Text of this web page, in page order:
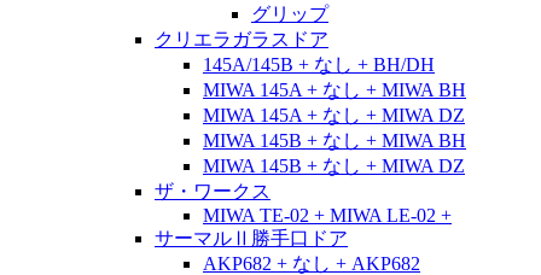
グリップ
クリエラガラスドア
145A/145B + なし + BH/DH
MIWA 145A + なし + MIWA BH
MIWA 145A + なし + MIWA DZ
MIWA 145B + なし + MIWA BH
MIWA 145B + なし + MIWA DZ
ザ・ワークス
MIWA TE-02 + MIWA LE-02 +
サーマルⅡ勝手口ドア
AKP682 + なし + AKP682